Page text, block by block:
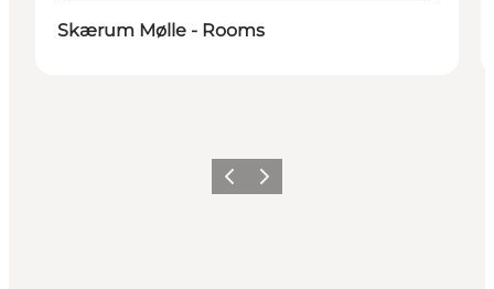
Skærum Mølle - Rooms
Föregående
Nästa